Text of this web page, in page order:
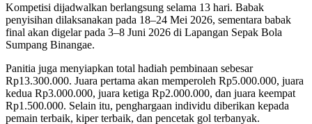
Kompetisi dijadwalkan berlangsung selama 13 hari. Babak
penyisihan dilaksanakan pada 18–24 Mei 2026, sementara babak
final akan digelar pada 3–8 Juni 2026 di Lapangan Sepak Bola
Sumpang Binangae.
Panitia juga menyiapkan total hadiah pembinaan sebesar
Rp13.300.000. Juara pertama akan memperoleh Rp5.000.000, juara
kedua Rp3.000.000, juara ketiga Rp2.000.000, dan juara keempat
Rp1.500.000. Selain itu, penghargaan individu diberikan kepada
pemain terbaik, kiper terbaik, dan pencetak gol terbanyak.